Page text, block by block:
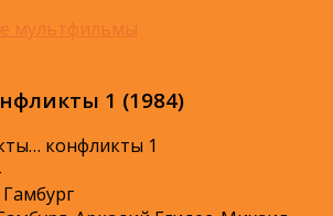
мультфильмы
1 (1984)
конфликты 1